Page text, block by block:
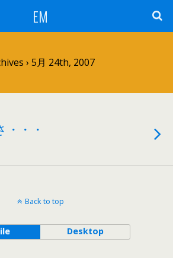
EM
› 5月 24th, 2007
・・
Back to top
Desktop